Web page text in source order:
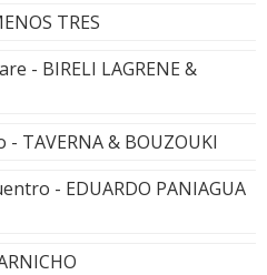
TRES
- BIRELI LAGRENE &
TAVERNA & BOUZOUKI
- EDUARDO PANIAGUA